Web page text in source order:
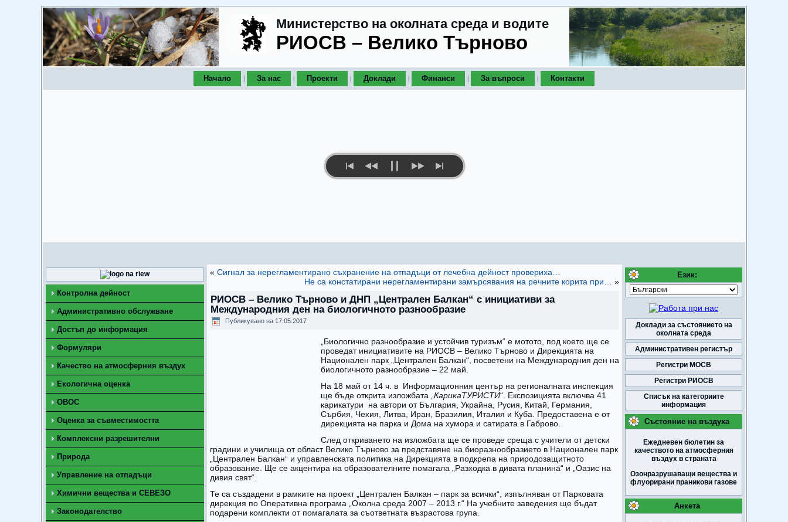
Министерство на околната среда и водите
РИОСВ – Велико Търново
Начало За нас Проекти Доклади Финанси За въпроси Контакти
Контролна дейност
Административно обслужване
Достъп до информация
Формуляри
Качество на атмосферния въздух
Екологична оценка
ОВОС
Оценка за съвместимостта
Комплексни разрешителни
Природа
Управление на отпадъци
Химични вещества и СЕВЕЗО
Законодателство
« Сигнал за нерегламентирано съхранение на отпадъци от лечебна дейност провериха…
Не са констатирани нерегламентирани замърсявания на речните корита при…
»
РИОСВ – Велико Търново и ДНП „Централен Балкан“ с инициативи за
Международния ден на биологичното разнообразие
Публикувано на 17.05.2017
„Биологично разнообразие и устойчив туризъм“ е мотото, под което ще се
проведат инициативите на РИОСВ – Велико Търново и Дирекцията на
Национален парк „Централен Балкан“, посветени на Международния ден на
биологичното разнообразие – 22 май.
На 18 май от 14 ч. в Информационния център на регионалната инспекция
ще бъде открита изложбата
КарикаТУРИСТИ“. Експозицията включва 41
карикатури на автори от България, Украйна, Русия, Китай, Германия,
Сърбия, Чехия, Литва, Иран, Бразилия, Италия и Куба. Предоставена е от
дирекцията на парка и Дома на хумора и сатирата в Габрово.
След откриването на изложбата ще се проведе среща с учители от детски
градини и училища от област Велико Търново за представяне на биоразнообразието в Национален парк
„Централен Балкан“ и управленската политика на Дирекцията в подкрепа на природозащитното
образование. Ще се акцентира на образователните помагала „Разходка в дивата планина“ и „Оазис на
дивия свят“.
Те са създадени в рамките на проект „Централен Балкан – парк за всички“, изпълняван от Парковата
дирекция по Оперативна програма „Околна среда 2007 – 2013 г.“ На учебните заведения ще бъдат
подарени комплекти от помагалата за съответната възрастова група.
Език:
Доклади за състоянието на
околната среда
Административен регистър
Регистри МОСВ
Регистри РИОСВ
Списък на категориите
информация
Състояние на въздуха
Ежедневен бюлетин за
качеството на атмосферния
въздух в страната
Озонразрушаващи вещества и
флуорирани праникови газове
Анкета